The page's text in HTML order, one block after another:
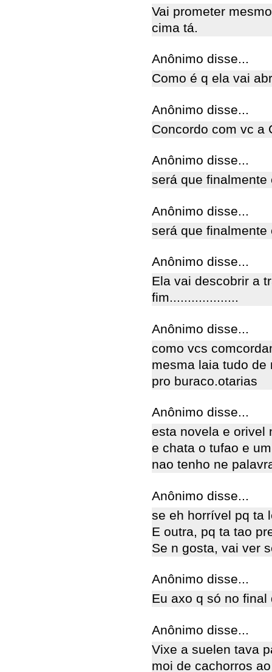
Vai prometer
cima tá.
Anônimo disse...
Como é q ela vai
Anônimo disse...
Concordo com vc a
Anônimo disse...
será que
Anônimo disse...
será que
Anônimo disse...
Ela vai descobrir a
fim...................
Anônimo disse...
como vcs
mesma laia tudo de
pro buraco.otarias
Anônimo disse...
esta novela e orivel
e chata o tufao e
nao tenho ne
Anônimo disse...
se eh horrível pq ta
E outra, pq ta tao
Se n gosta, vai ver
Anônimo disse...
Eu axo q só no final
Anônimo disse...
Vixe a suelen tava
moi de cachorros